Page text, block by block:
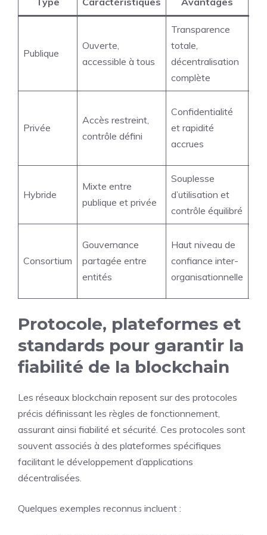
Publique
Ouverte,
accessible à tous
Transparence
totale,
décentralisation
complète
Privée
Accès restreint,
contrôle défini
Confidentialité
et rapidité
accrues
Hybride
Mixte entre
publique et privée
Souplesse
d’utilisation et
contrôle équilibré
Consortium
Gouvernance
partagée entre
entités
Haut niveau de
confiance inter-
organisationnelle
Protocole, plateformes et
standards pour garantir la
fiabilité de la blockchain
Les réseaux blockchain reposent sur des protocoles
précis définissant les règles de fonctionnement,
assurant ainsi fiabilité et sécurité. Ces protocoles sont
souvent associés à des plateformes spécifiques
facilitant le développement d’applications
décentralisées.
Quelques exemples reconnus incluent :